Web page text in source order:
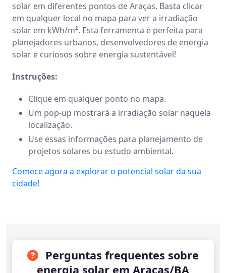
solar em diferentes pontos de Araças. Basta clicar
em qualquer local no mapa para ver a irradiação
solar em kWh/m². Esta ferramenta é perfeita para
planejadores urbanos, desenvolvedores de energia
solar e curiosos sobre energia sustentável!
Instruções:
Clique em qualquer ponto no mapa.
Um pop-up mostrará a irradiação solar naquela
localização.
Use essas informações para planejamento de
projetos solares ou estudo ambiental.
Comece agora a explorar o potencial solar da sua
cidade!
Perguntas frequentes sobre
energia solar em Araças/BA